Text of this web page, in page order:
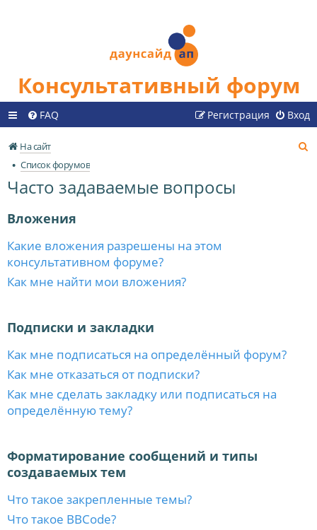
Консультативный форум
FAQ Вход
Регистрация
На сайт
Список форумов
Часто задаваемые вопросы
Вложения
Какие вложения разрешены на этом
консультативном форуме?
Как мне найти мои вложения?
Подписки и закладки
Как мне подписаться на определённый форум?
Как мне отказаться от подписки?
Как мне сделать закладку или подписаться на
определённую тему?
Форматирование сообщений и типы
создаваемых тем
Что такое закрепленные темы?
Что такое BBCode?